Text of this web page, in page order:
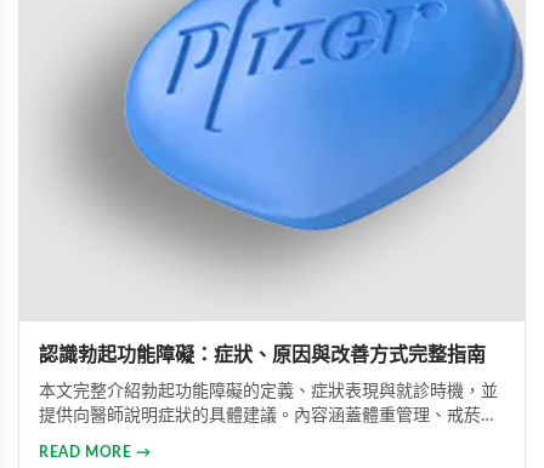
認識勃起功能障礙：症狀、原因與改善方式完整指南
本文完整介紹勃起功能障礙的定義、症狀表現與就診時機，並
提供向醫師說明症狀的具體建議。內容涵蓋體重管理、戒菸限
READ MORE →